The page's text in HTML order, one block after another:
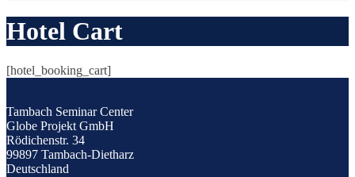
Hotel Cart
[hotel_booking_cart]
Tambach Seminar Center
Globe Projekt GmbH
Rödichenstr. 34
99897 Tambach-Dietharz
Deutschland